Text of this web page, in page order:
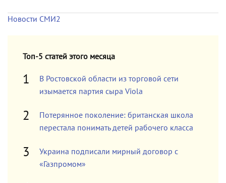
Новости СМИ2
Топ-5 статей этого месяца
В Ростовской области из торговой сети
изымается партия сыра Viola
Потерянное поколение: британская школа
перестала понимать детей рабочего класса
Украина подписали мирный договор с
«Газпромом»